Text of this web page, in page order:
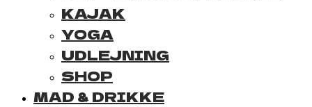
KAJAK
YOGA
UDLEJNING
SHOP
MAD & DRIKKE